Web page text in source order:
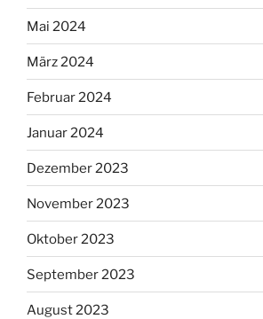
Mai 2024
März 2024
Februar 2024
Januar 2024
Dezember 2023
November 2023
Oktober 2023
September 2023
August 2023